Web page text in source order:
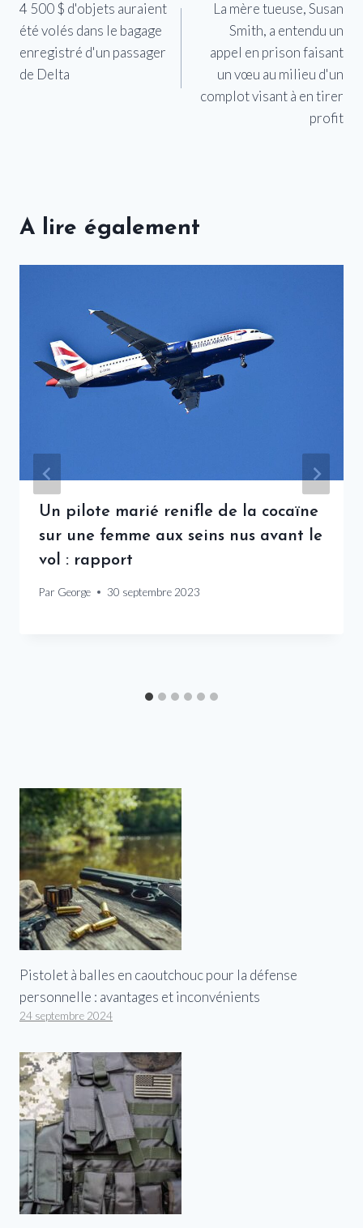
de
l’article
4 500 $ d'objets auraient
été volés dans le bagage
enregistré d'un passager
de Delta
La mère tueuse, Susan
Smith, a entendu un
appel en prison faisant
un vœu au milieu d'un
complot visant à en tirer
profit
A lire également
Un pilote marié renifle de la cocaïne
sur une femme aux seins nus avant le
vol : rapport
Par George 30 septembre 2023
Pistolet à balles en caoutchouc pour la défense
personnelle : avantages et inconvénients
24 septembre 2024